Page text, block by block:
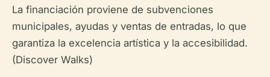
La financiación proviene de subvenciones
municipales, ayudas y ventas de entradas, lo que
garantiza la excelencia artística y la accesibilidad.
(Discover Walks)